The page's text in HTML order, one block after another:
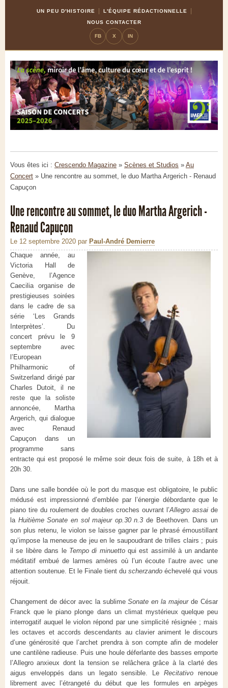
UN PEU D'HISTOIRE
L'ÉQUIPE RÉDACTIONNELLE
NOUS CONTACTER
FB X IN
Vous êtes ici : Crescendo Magazine » Scènes et Studios » Au
Concert » Une rencontre au sommet, le duo Martha Argerich - Renaud
Capuçon
Une rencontre au sommet, le duo Martha Argerich -
Renaud Capuçon
Le 12 septembre 2020 par Paul-André Demierre
Chaque année, au
Victoria Hall de
Genève, l’Agence
Caecilia organise de
prestigieuses soirées
dans le cadre de sa
série ‘Les Grands
Interprètes’. Du
concert prévu le 9
septembre avec
l’European
Philharmonic of
Switzerland dirigé par
Charles Dutoit, il ne
reste que la soliste
annoncée, Martha
Argerich, qui dialogue
avec Renaud
Capuçon dans un
programme sans
entracte qui est proposé le même soir deux fois de suite, à 18h et à
20h 30.
Dans une salle bondée où le port du masque est obligatoire, le public
médusé est impressionné d’emblée par l’énergie débordante que le
piano tire du roulement de doubles croches ouvrant l’Allegro assaide
la Huitième Sonate en sol majeur op.30 n.3 de Beethoven. Dans un
son plus retenu, le violon se laisse gagner par le phrasé émoustillant
qu’impose la meneuse de jeu en le saupoudrant de trilles clairs ; puis
il se libère dans le Tempo di minuettoqui est assimilé à un andante
méditatif embué de larmes amères où l’un écoute l’autre avec une
attention soutenue. Et le Finale tient du scherzando échevelé qui vous
réjouit.
Changement de décor avec la sublimeSonate en la majeurde César
Franck que le piano plonge dans un climat mystérieux quelque peu
interrogatif auquel le violon répond par une simplicité résignée ; mais
les octaves et accords descendants au clavier animent le discours
d’une générosité que l’archet prendra à son compte afin de modeler
une cantilène radieuse. Puis une houle déferlante des basses emporte
l’Allegro anxieux dont la tension se relâchera grâce à la clarté des
aigus enveloppés dans un legato sensible. LeRecitativo renoue
librement avec l’étrangeté du début que les formules en arpèges